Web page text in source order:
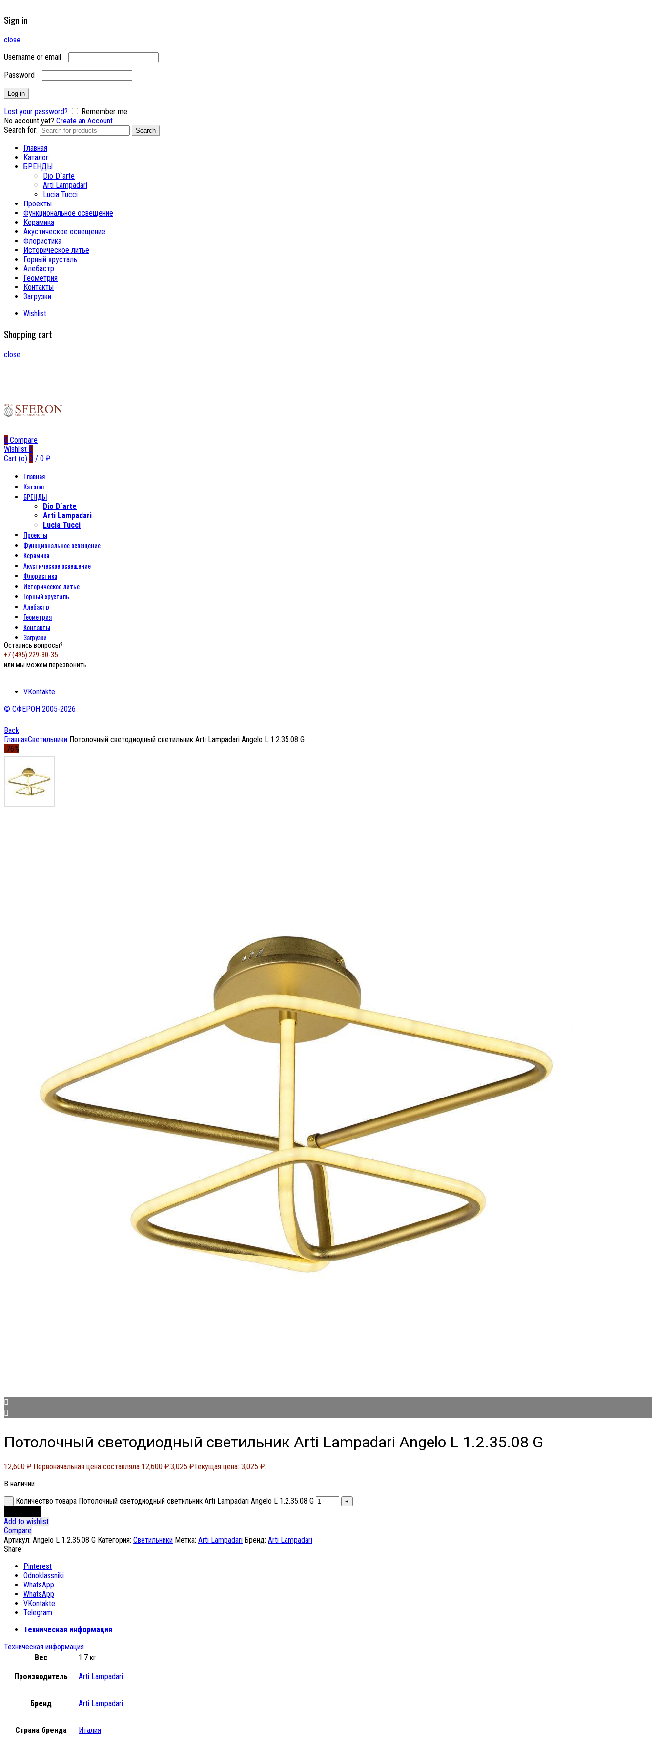
Sign in
close
Username or email
Password
Log in
Lost your password?
Remember me
No account yet? Create an Account
Search for:
Search
Главная
Каталог
БРЕНДЫ
Dio D`arte
Arti Lampadari
Lucia Tucci
Проекты
Функциональное освещение
Керамика
Акустическое освещение
Флористика
Историческое литье
Горный хрусталь
Алебастр
Геометрия
Контакты
Загрузки
Wishlist
Shopping cart
close
0 Compare
Wishlist 0
Cart (o) 0 / 0 ₽
Главная
Каталог
БРЕНДЫ
Dio D`arte
Arti Lampadari
Lucia Tucci
Проекты
Функциональное освещение
Керамика
Акустическое освещение
Флористика
Историческое литье
Горный хрусталь
Алебастр
Геометрия
Контакты
Загрузки
Остались вопросы?
+7 (495) 229-30-35
или мы можем перезвонить
VKontakte
© СФЕРОН 2005-2026
Back
ГлавнаяСветильники Потолочный светодиодный светильник Arti Lampadari Angelo L 1.2.35.08 G
-76%
Потолочный светодиодный светильник Arti Lampadari Angelo L 1.2.35.08 G
12,600₽ Первоначальная цена составляла 12,600 ₽.3,025 ₽Текущая цена: 3,025 ₽.
В наличии
Количество товара Потолочный светодиодный светильник Arti Lampadari Angelo L 1.2.35.08 G
Add to wishlist
Compare
Артикул: Angelo L 1.2.35.08 G Категория: Светильники Метка: Arti Lampadari Бренд: Arti Lampadari
Share
Pinterest
Odnoklassniki
WhatsApp
WhatsApp
VKontakte
Telegram
Техническая информация
Техническая информация
Вес
1.7 кг
Производитель Arti Lampadari
Бренд Arti Lampadari
Страна бренда Италия